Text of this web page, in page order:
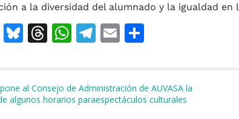
a la diversidad del alumnado y la igualdad en
X
Bl
s
k
T
a
d
W
s
A
T
gr
a
E
l
p
ar
de entradas
al Consejo de Administración de AUVASA la
algunos horarios paraespectáculos culturales